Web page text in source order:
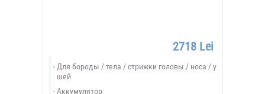
2718 Lei
Для бороды / тела / стрижки головы / носа / у
шей
Аккумулятор